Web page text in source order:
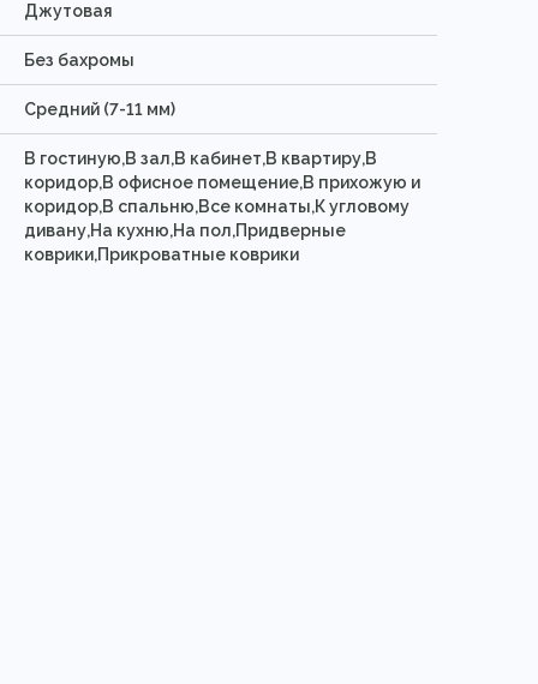
Джутовая
Без бахромы
Средний (7-11 мм)
В гостиную,В зал,В кабинет,В квартиру,В
коридор,В офисное помещение,В прихожую и
коридор,В спальню,Все комнаты,К угловому
дивану,На кухню,На пол,Придверные
коврики,Прикроватные коврики